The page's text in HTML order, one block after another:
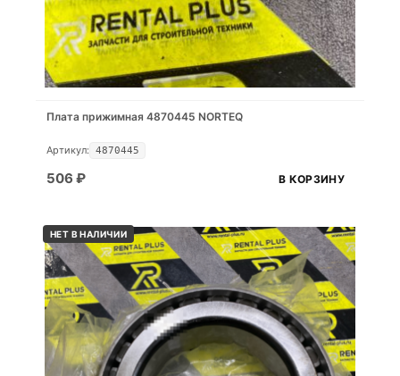
Плата прижимная 4870445 NORTEQ
Артикул: 4870445
506 ₽ В КОРЗИНУ
НЕТ В НАЛИЧИИ